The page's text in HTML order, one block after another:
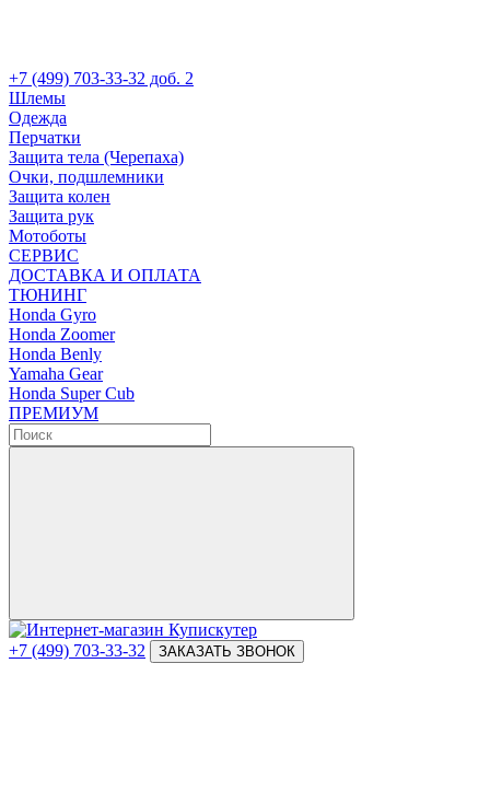
+7 (499) 703-33-32 доб. 2
Шлемы
Одежда
Перчатки
Защита тела (Черепаха)
Очки, подшлемники
Защита колен
Защита рук
Мотоботы
СЕРВИС
ДОСТАВКА И ОПЛАТА
ТЮНИНГ
Honda Gyro
Honda Zoomer
Honda Benly
Yamaha Gear
Honda Super Cub
ПРЕМИУМ
+7 (499) 703-33-32 ЗАКАЗАТЬ ЗВОНОК